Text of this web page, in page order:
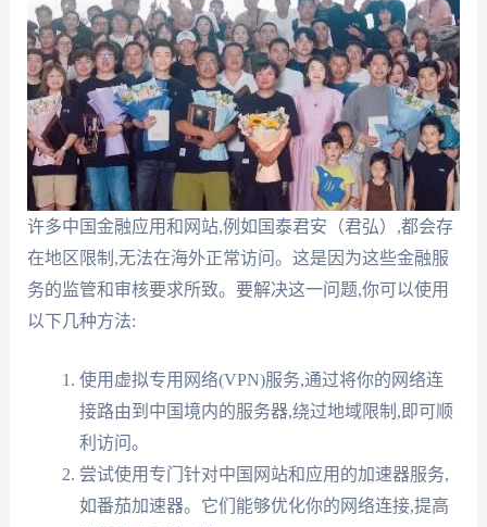
许多中国金融应用和网站,例如国泰君安（君弘）,都会存
在地区限制,无法在海外正常访问。这是因为这些金融服
务的监管和审核要求所致。要解决这一问题,你可以使用
以下几种方法:
使用虚拟专用网络(VPN)服务,通过将你的网络连
接路由到中国境内的服务器,绕过地域限制,即可顺
利访问。
尝试使用专门针对中国网站和应用的加速器服务,
如番茄加速器。它们能够优化你的网络连接,提高